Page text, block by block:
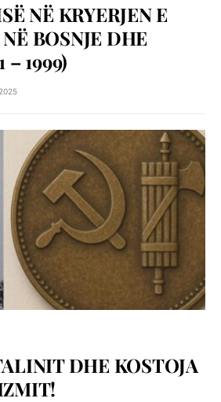
NЁ KRYERJEN E
BOSNJE DHE
– 1999)
DHE KOSTOJA